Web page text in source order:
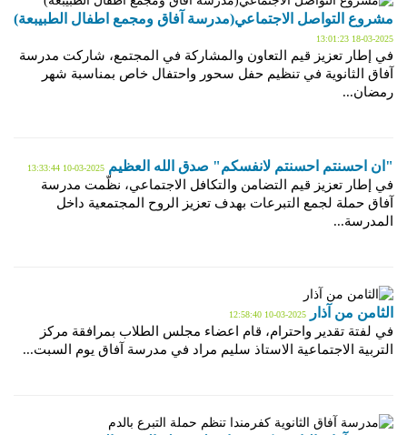
مشروع التواصل الاجتماعي(مدرسة آفاق ومجمع اطفال الطبيبعة)
2025-03-18 13:01:23
في إطار تعزيز قيم التعاون والمشاركة في المجتمع، شاركت مدرسة
آفاق الثانوية في تنظيم حفل سحور واحتفال خاص بمناسبة شهر
رمضان...
"ان احسنتم احسنتم لانفسكم" صدق الله العظيم 2025-03-10 13:33:44
في إطار تعزيز قيم التضامن والتكافل الاجتماعي، نظّمت مدرسة
آفاق حملة لجمع التبرعات بهدف تعزيز الروح المجتمعية داخل
المدرسة...
الثامن من آذار 2025-03-10 12:58:40
في لفتة تقدير واحترام، قام اعضاء مجلس الطلاب بمرافقة مركز
التربية الاجتماعية الاستاذ سليم مراد في مدرسة آفاق يوم السبت...